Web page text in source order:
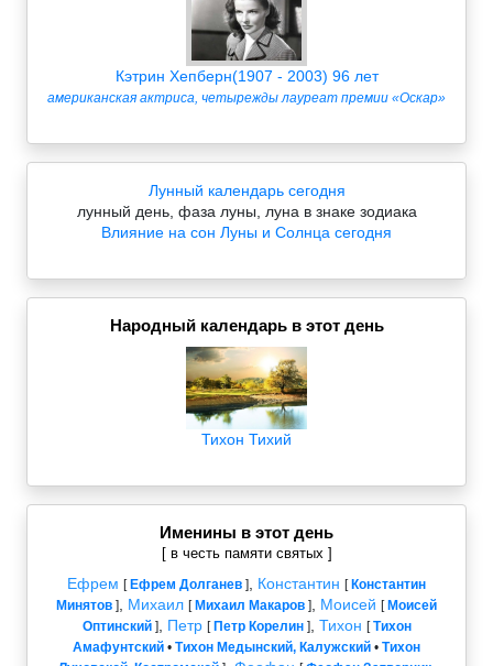
Кэтрин Хепберн(1907 - 2003) 96 лет
американская актриса, четырежды лауреат премии «Оскар»
Лунный календарь сегодня
лунный день, фаза луны, луна в знаке зодиака
Влияние на сон Луны и Солнца сегодня
Народный календарь в этот день
Тихон Тихий
Именины в этот день
[ в честь памяти святых ]
Ефрем [Ефрем Долганев ] Константин [Константин
Минятов ] Михаил [Михаил Макаров ] Моисей [Моисей
Оптинский], Петр [Петр Корелин], Тихон [Тихон
Амафунтский • Тихон Медынский, Калужский • Тихон